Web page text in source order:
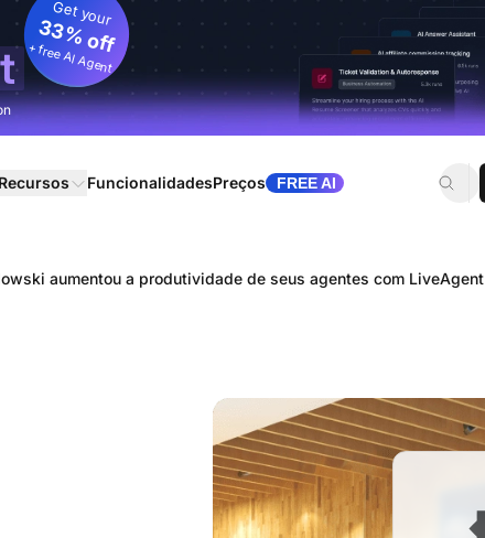
Get your
33% off
+ free AI Agent
Recursos FuncionalidadesPreços FREE AI
aumentou a produtividade de seus agentes com LiveAgent